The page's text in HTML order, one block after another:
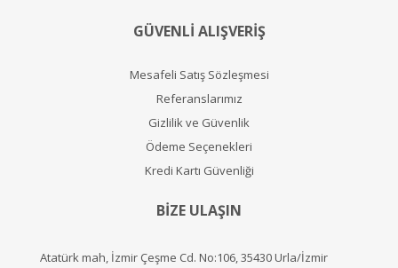
GÜVENLİ ALIŞVERİŞ
Mesafeli Satış Sözleşmesi
Referanslarımız
Gizlilik ve Güvenlik
Ödeme Seçenekleri
Kredi Kartı Güvenliği
BİZE ULAŞIN
Atatürk mah, İzmir Çeşme Cd. No:106, 35430 Urla/İzmir